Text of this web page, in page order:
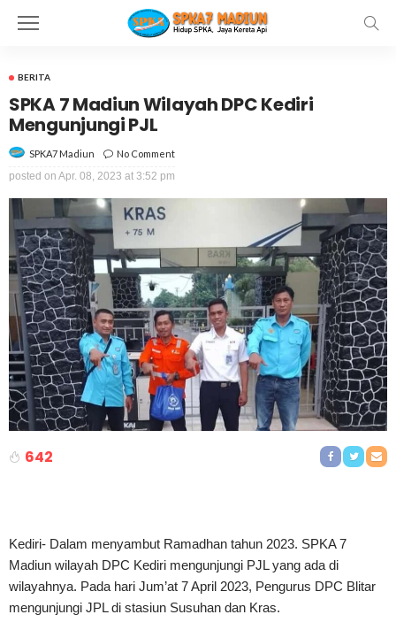
BERITA
SPKA 7 Madiun Wilayah DPC Kediri
Mengunjungi PJL
SPKA7 Madiun No Comment
posted on Apr. 08, 2023 at 3:52 pm
642
Kediri- Dalam menyambut Ramadhan tahun 2023. SPKA 7
Madiun wilayah DPC Kediri mengunjungi PJL yang ada di
wilayahnya. Pada hari Jum’at 7 April 2023, Pengurus DPC Blitar
mengunjungi JPL di stasiun Susuhan dan Kras.